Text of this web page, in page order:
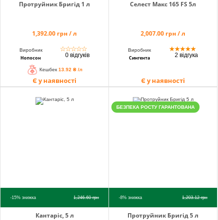
0 800 203
по Україні
+38 (096) 733
733 0
+38 (066) 733
733 0
Протруйник Бригід 1 л
1,392.00 грн / л
Виробник
Нопосон
☆☆☆☆☆
0 відгуків
Кешбек 13.92 ₴ /л
Є у наявності
Селест Макс 165 FS 5л
2,007.00 грн / л
Виробник
Сингента
★★★★★
2 відгука
Є у наявності
-15%знижка 1,246.60грн
Кантаріс, 5 л
БЕЗПЕКА РОСТУ ГАРАНТОВАНА
-8%знижка 1,203.12грн
Протруйник Бригід 5 л